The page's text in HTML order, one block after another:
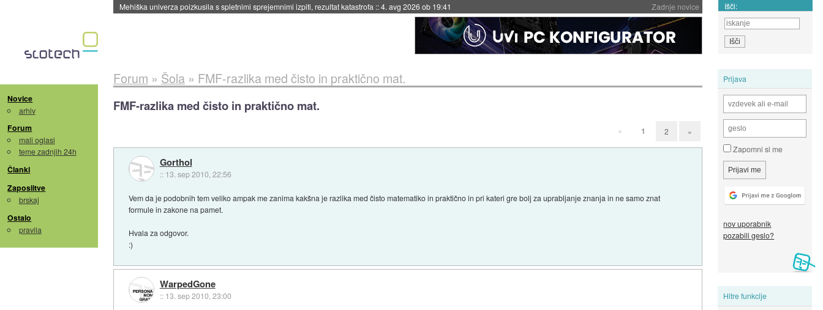
Zadnje novice
Evropska vesoljska agencija razvija svojo raketo za večkratno uporabo::4. avg 2026 ob 19:41 Išči:
Novice
arhiv
Forum
mali oglasi
teme zadnjih 24h
Članki
Zaposlitve
brskaj
Ostalo
pravila
Prijava
Zapomni si me
nov uporabnik
pozabili geslo?
Hitre funkcije
Forum » Šola» FMF-razlika med čisto in praktično mat.
FMF-razlika med čisto in praktično mat.
« 1 2 »
Gorthol
:: 13. sep 2010, 22:56
Vem da je podobnih tem veliko ampak me zanima kakšna je razlika med čisto matematiko in praktično in pri kateri gre bolj za uprabljanje znanja in ne samo znat
formule in zakone na pamet.
Hvala za odgovor.
:)
WarpedGone
:: 13. sep 2010, 23:00